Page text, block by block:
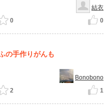
結衣
0 0
の手作りがんも
Bonobono
2 1